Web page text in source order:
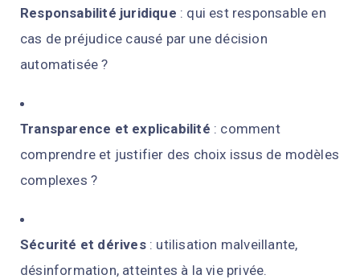
Responsabilité juridique : qui est responsable en
cas de préjudice causé par une décision
automatisée ?
Transparence et explicabilité : comment
comprendre et justifier des choix issus de modèles
complexes ?
Sécurité et dérives: utilisation malveillante,
désinformation, atteintes à la vie privée.